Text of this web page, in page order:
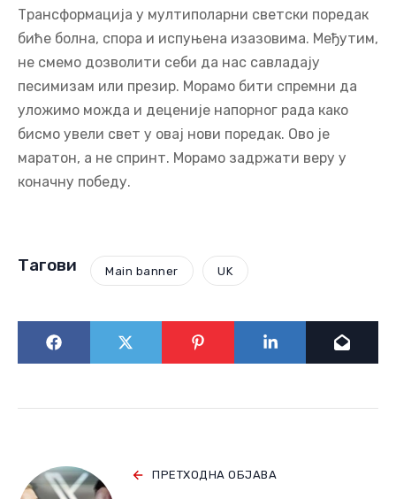
Трансформација у мултиполарни светски поредак
биће болна, спора и испуњена изазовима. Међутим,
не смемо дозволити себи да нас савладају
песимизам или презир. Морамо бити спремни да
уложимо можда и деценије напорног рада како
бисмо увели свет у овај нови поредак. Ово је
маратон, а не спринт. Морамо задржати веру у
коначну победу.
Тагови Main banner UK
ПРЕТХОДНА ОБЈАВА